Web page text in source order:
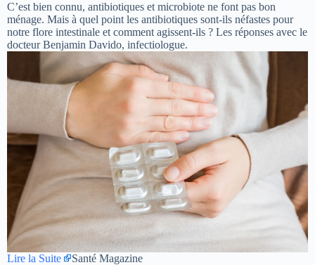
C’est bien connu, antibiotiques et microbiote ne font pas bon
ménage. Mais à quel point les antibiotiques sont-ils néfastes pour
notre flore intestinale et comment agissent-ils ? Les réponses avec le
docteur Benjamin Davido, infectiologue.
Lire la Suite Santé Magazine